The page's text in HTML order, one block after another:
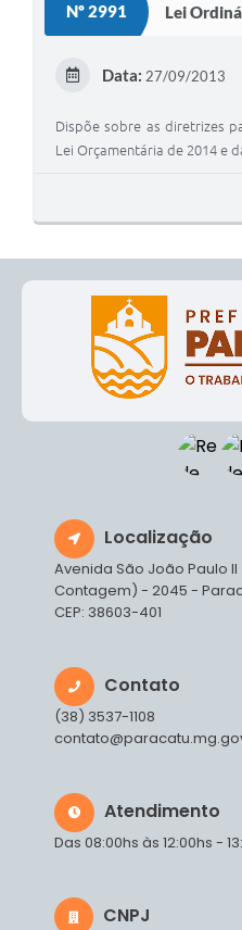
Nº 2991 Lei
Data: 27/09/2013
Dispõe sobre as diretrizes
Lei Orçamentária de 2014 e
Localização
Avenida São João Paulo
Contagem) - 2045 -
CEP: 38603-401
Contato
(38) 3537-1108
Atendimento
Das 08:00hs às 12:00hs -
CNPJ